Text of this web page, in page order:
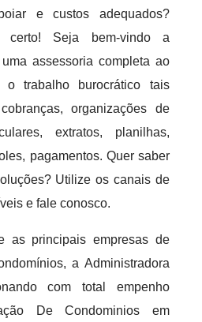
e custos adequados?
certo! Seja bem-vindo a
assessoria completa ao
o trabalho burocrático tais
organizações de
extratos, planilhas,
pagamentos. Quer saber
Utilize os canais de
e fale conosco.
as principais empresas de
a Administradora
com total empenho
De Condominios em